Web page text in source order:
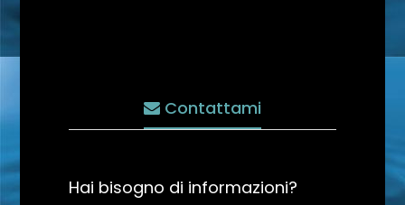
Contattami
Hai bisogno di informazioni?